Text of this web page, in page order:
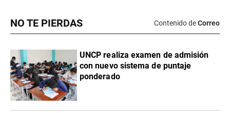
NO TE PIERDAS Contenido deCorreo
UNCP realiza examen de admisión
con nuevo sistema de puntaje
ponderado